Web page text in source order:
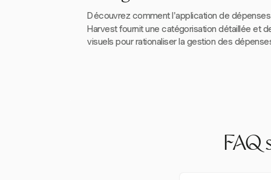
Découvrez comment l'application de
Harvest fournit une catégorisation détaillée et
visuels pour rationaliser la gestion des
FAQ